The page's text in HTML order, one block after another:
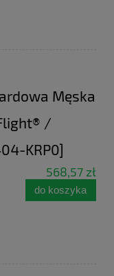
Męska
/
KRP0]
568,57 zł
do koszyka